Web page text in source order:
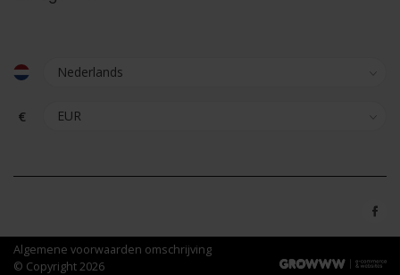
€
Algemene voorwaarden omschrijving
© Copyright 2026